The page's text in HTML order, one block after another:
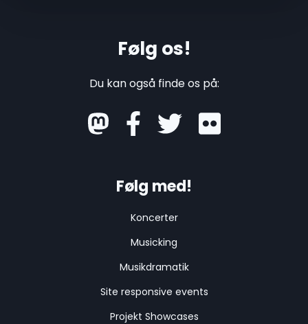
Følg os!
Du kan også finde os på:
mastodon
Følg med!
Koncerter
Musicking
Musikdramatik
Site responsive events
Projekt Showcases